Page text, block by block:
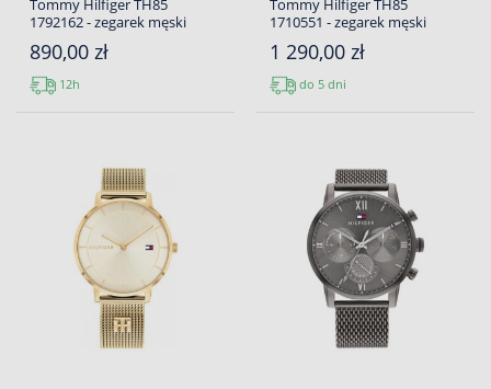
Tommy Hilfiger TH85
1792162 - zegarek męski
890,00 zł
12h
Tommy Hilfiger TH85
1710551 - zegarek męski
1 290,00 zł
do 5 dni